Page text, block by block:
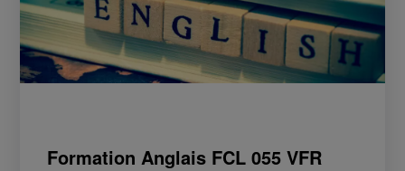
Formation Anglais FCL 055 VFR